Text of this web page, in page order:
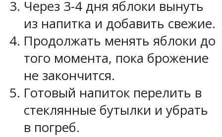
Через 3-4 дня яблоки вынуть
из напитка и добавить свежие.
Продолжать менять яблоки до
того момента, пока брожение
не закончится.
Готовый напиток перелить в
стеклянные бутылки и убрать
в погреб.